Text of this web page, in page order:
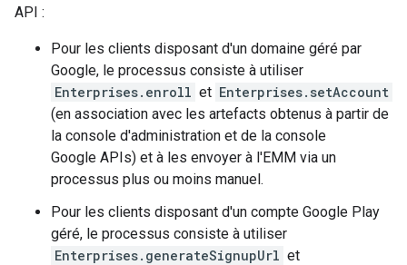
API :
Pour les clients disposant d'un domaine géré par
Google, le processus consiste à utiliser
Enterprises.enroll et Enterprises.setAccount
(en association avec les artefacts obtenus à partir de
la console d'administration et de la console
Google APIs) et à les envoyer à l'EMM via un
processus plus ou moins manuel.
Pour les clients disposant d'un compte Google Play
géré, le processus consiste à utiliser
Enterprises.generateSignupUrl et